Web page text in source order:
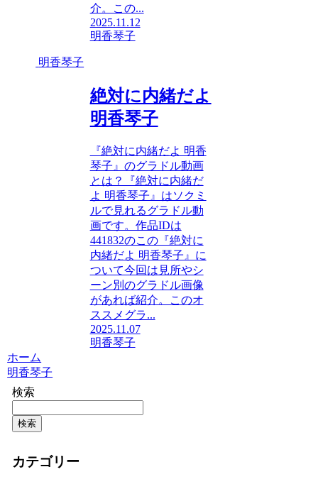
介。この...
2025.11.12
明香琴子
明香琴子
絶対に内緒だよ
明香琴子
『絶対に内緒だよ 明香
琴子』のグラドル動画
とは？『絶対に内緒だ
よ 明香琴子』はソクミ
ルで見れるグラドル動
画です。作品IDは
441832のこの『絶対に
内緒だよ 明香琴子』に
ついて今回は見所やシ
ーン別のグラドル画像
があれば紹介。このオ
ススメグラ...
2025.11.07
明香琴子
ホーム
明香琴子
検索
検索
カテゴリー